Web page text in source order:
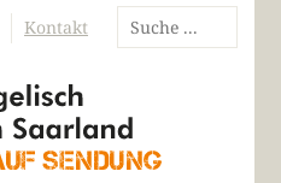
Kontakt